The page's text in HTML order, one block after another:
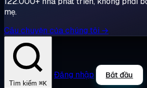
mẹ.
Câu chuyện của chúng tôi →
Tìm kiếm ⌘K
Đăng nhập Bắt đầu